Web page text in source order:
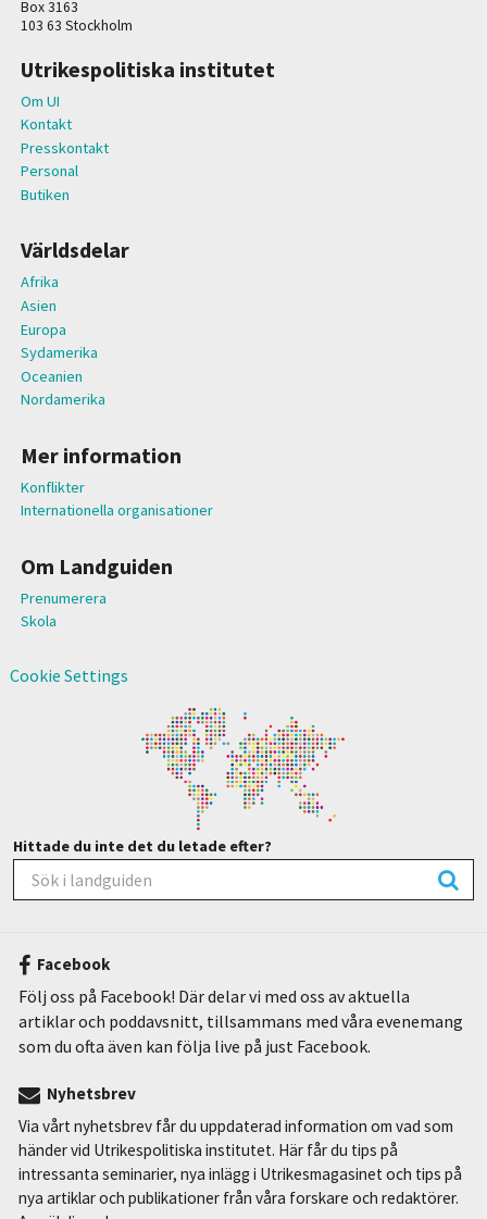
Box 3163
103 63 Stockholm
Utrikespolitiska institutet
Om UI
Kontakt
Presskontakt
Personal
Butiken
Världsdelar
Afrika
Asien
Europa
Sydamerika
Oceanien
Nordamerika
Mer information
Konflikter
Internationella organisationer
Om Landguiden
Prenumerera
Skola
Cookie Settings
Hittade du inte det du letade efter?
Facebook
Följ oss på Facebook! Där delar vi med oss av aktuella
artiklar och poddavsnitt, tillsammans med våra evenemang
som du ofta även kan följa live på just Facebook.
Nyhetsbrev
Via vårt nyhetsbrev får du uppdaterad information om vad som
händer vid Utrikespolitiska institutet. Här får du tips på
intressanta seminarier, nya inlägg i Utrikesmagasinet och tips på
nya artiklar och publikationer från våra forskare och redaktörer.